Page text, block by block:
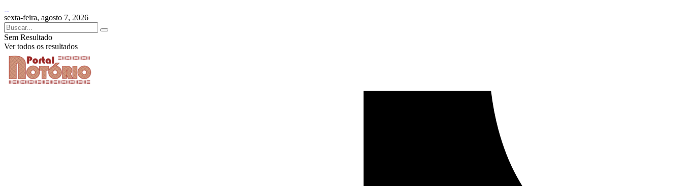
sexta-feira, agosto 7, 2026
Sem Resultado
Ver todos os resultados